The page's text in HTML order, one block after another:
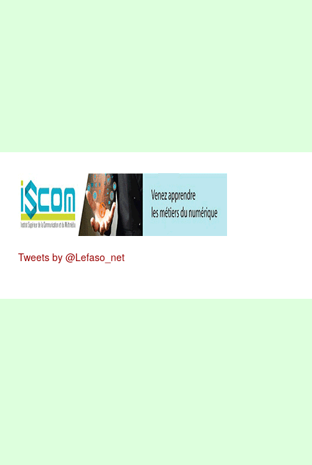
Tweets by @Lefaso_net